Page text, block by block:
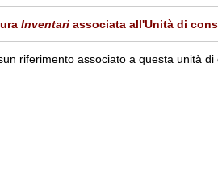
Inventari associata all'Unità di
riferimento associato a questa unità